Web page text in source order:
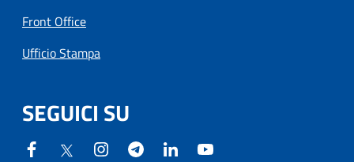
Front Office
Ufficio Stampa
SEGUICI SU